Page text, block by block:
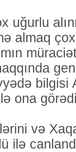
almaq
bilgisi
ona
və
ilə